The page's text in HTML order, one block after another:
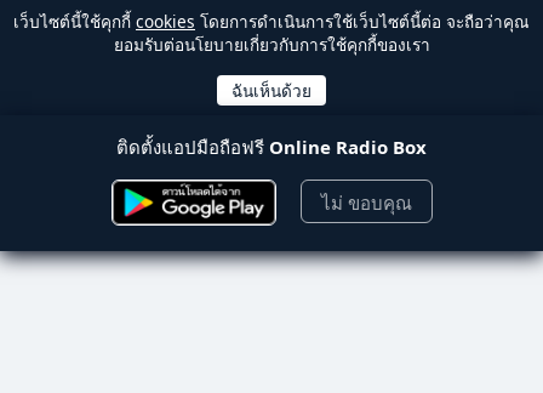
เว็บไซต์นี้ใช้คุกกี้ cookies โดยการดำเนินการใช้เว็บไซต์นี้ต่อ จะถือว่าคุณ
ยอมรับต่อนโยบายเกี่ยวกับการใช้คุกกี้ของเรา
ติดตั้งแอปมือถือฟรี Online Radio Box
ไม่ ขอบคุณ